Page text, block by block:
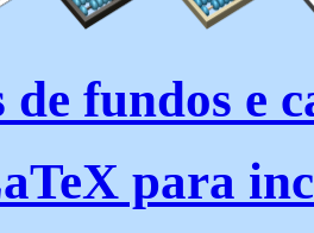
de fundos e
para